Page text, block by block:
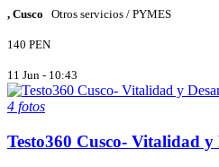
, Cusco Otros servicios / PYMES
140 PEN
11 Jun - 10:43
4 fotos
Testo360 Cusco- Vitalidad y